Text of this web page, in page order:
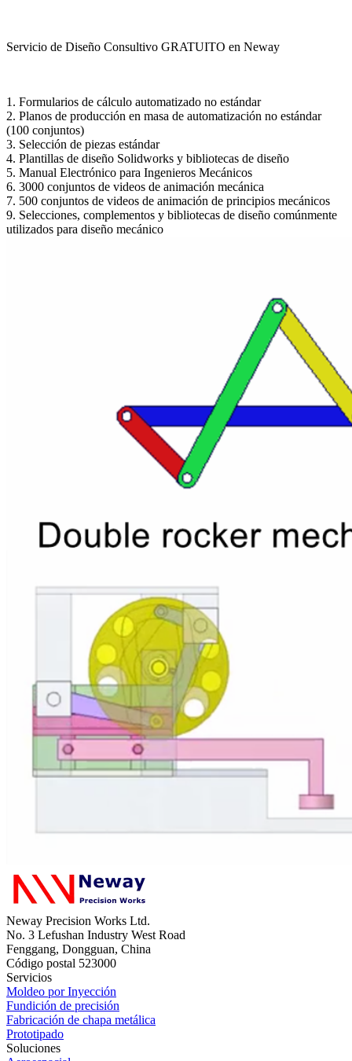
Servicio de Diseño Consultivo GRATUITO en Neway
1. Formularios de cálculo automatizado no estándar
2. Planos de producción en masa de automatización no estándar
(100 conjuntos)
3. Selección de piezas estándar
4. Plantillas de diseño Solidworks y bibliotecas de diseño
5. Manual Electrónico para Ingenieros Mecánicos
6. 3000 conjuntos de videos de animación mecánica
7. 500 conjuntos de videos de animación de principios mecánicos
9. Selecciones, complementos y bibliotecas de diseño comúnmente
utilizados para diseño mecánico
Neway Precision Works Ltd.
No. 3 Lefushan Industry West Road
Fenggang, Dongguan, China
Código postal 523000
Servicios
Moldeo por Inyección
Fundición de precisión
Fabricación de chapa metálica
Prototipado
Soluciones